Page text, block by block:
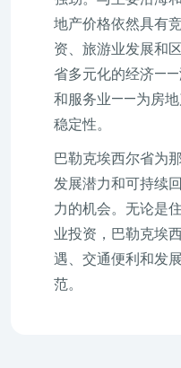
地产价格依然具有
资、旅游业发展和
省多元化的经济——
和服务业——为房地
稳定性。
巴勒克埃西尔省为
发展潜力和可持续
力的机会。无论是
业投资，巴勒克埃
遇、交通便利和发
范。